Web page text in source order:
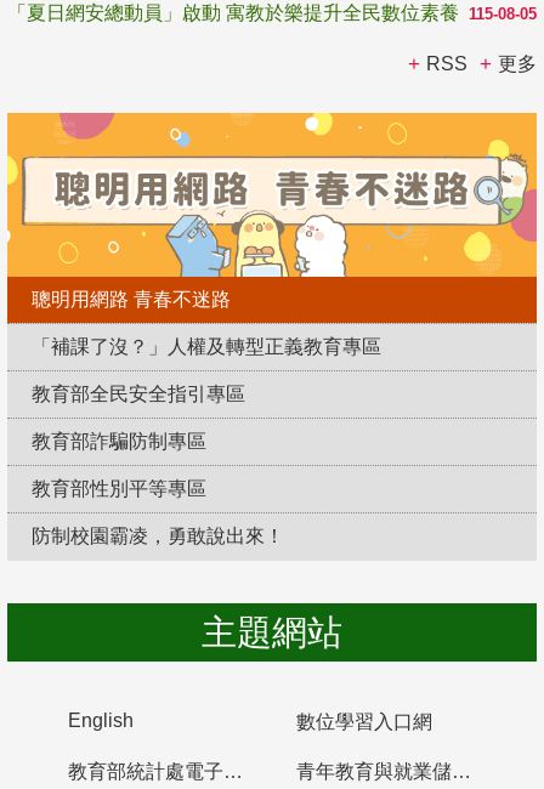
115-08-05
「夏日網安總動員」啟動 寓教於樂提升全民數位素養
RSS 更多
聰明用網路 青春不迷路
「補課了沒？」人權及轉型正義教育專區
教育部全民安全指引專區
教育部詐騙防制專區
教育部性別平等專區
防制校園霸凌，勇敢說出來！
主題網站
English 數位學習入口網
教育部統計處電子書櫃 青年教育與就業儲蓄帳戶